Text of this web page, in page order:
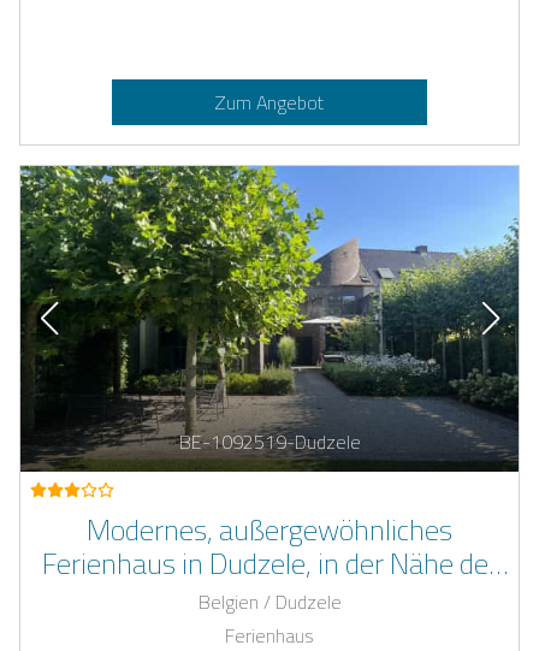
Zum Angebot
BE-1092519-Dudzele
Modernes, außergewöhnliches
Ferienhaus in Dudzele, in der Nähe der
weltbekannten Stadt Brügge
Belgien / Dudzele
Ferienhaus